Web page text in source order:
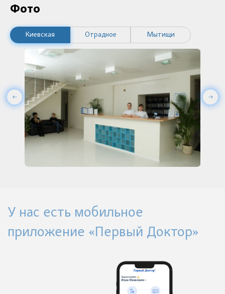
Фото
Киевская Отрадное Мытищи
У нас есть мобильное
приложение «Первый Доктор»